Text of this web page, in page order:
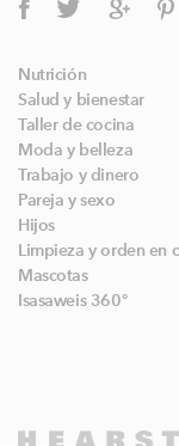
Nutrición
Salud y bienestar
Taller de cocina
Moda y belleza
Trabajo y dinero
Pareja y sexo
Hijos
Limpieza y orden en
Mascotas
Isasaweis 360º